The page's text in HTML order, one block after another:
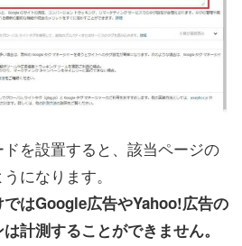
を設置すると、該当ページの
になります。
ではGoogle広告やYahoo!広告の
計測することができません。